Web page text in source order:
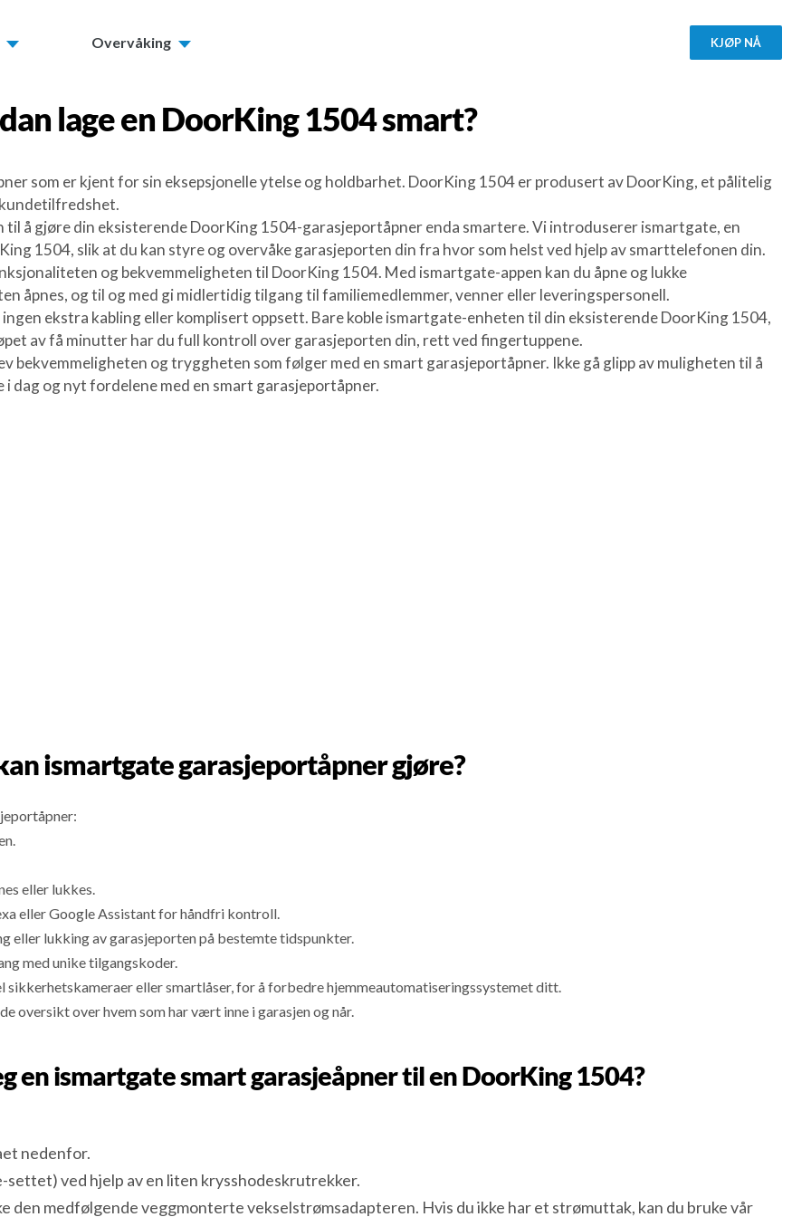
Overvåking KJØP NÅ
lage en DoorKing 1504smart?
som er kjent for sin eksepsjonelle ytelse og holdbarhet. DoorKing 1504 er produsert av DoorKing, et pålitelig
å gjøre din eksisterende DoorKing 1504-garasjeportåpner enda smartere. Vi introduserer ismartgate, en
1504, slik at du kan styre og overvåke garasjeporten din fra hvor som helst ved hjelp av smarttelefonen din.
og bekvemmeligheten til DoorKing 1504. Med ismartgate-appen kan du åpne og lukke
åpnes, og til og med gi midlertidig tilgang til familiemedlemmer, venner eller leveringspersonell.
ekstra kabling eller komplisert oppsett. Bare koble ismartgate-enheten til din eksisterende DoorKing 1504,
av få minutter har du full kontroll over garasjeporten din, rett ved fingertuppene.
bekvemmeligheten og tryggheten som følger med en smart garasjeportåpner. Ikke gå glipp av muligheten til å
dag og nyt fordelene med en smart garasjeportåpner.
ismartgate garasjeportåpner gjøre?
eller lukkes.
eller Google Assistant for håndfri kontroll.
eller lukking av garasjeporten på bestemte tidspunkter.
med unike tilgangskoder.
sikkerhetskameraer eller smartlåser, for å forbedre hjemmeautomatiseringssystemet ditt.
oversikt over hvem som har vært inne i garasjen og når.
en ismartgate smart garasjeåpner til en DoorKing 1504?
nedenfor.
ved hjelp av en liten krysshodeskrutrekker.
den medfølgende veggmonterte vekselstrømsadapteren. Hvis du ikke har et strømuttak, kan du bruke vår